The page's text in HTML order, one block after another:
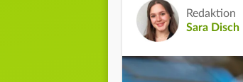
Redaktion
Sara Disch